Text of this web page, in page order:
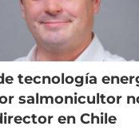
tecnología
salmonicultor
en Chile